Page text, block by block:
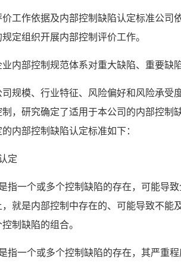
价工作依据及内部控制缺陷认定标准公司
定组织开展内部控制评价工作。
内部控制规范体系对重大缺陷、重要缺
规模、行业特征、风险偏好和风险承受
，研究确定了适用于本公司的内部控制
内部控制缺陷认定标准如下：
定
指一个或多个控制缺陷的存在，可能导
就是内部控制中存在的、可能导致不能
制缺陷的组合。
指一个或多个控制缺陷的存在，其严重